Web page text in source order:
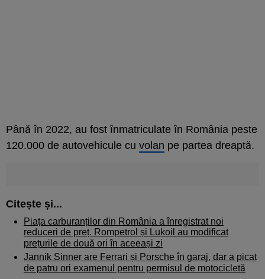
Până în 2022, au fost înmatriculate în România peste
120.000 de autovehicule cu volan pe partea dreaptă.
Citește și...
Piața carburanților din România a înregistrat noi
reduceri de preț. Rompetrol și Lukoil au modificat
prețurile de două ori în aceeași zi
Jannik Sinner are Ferrari și Porsche în garaj, dar a picat
de patru ori examenul pentru permisul de motocicletă